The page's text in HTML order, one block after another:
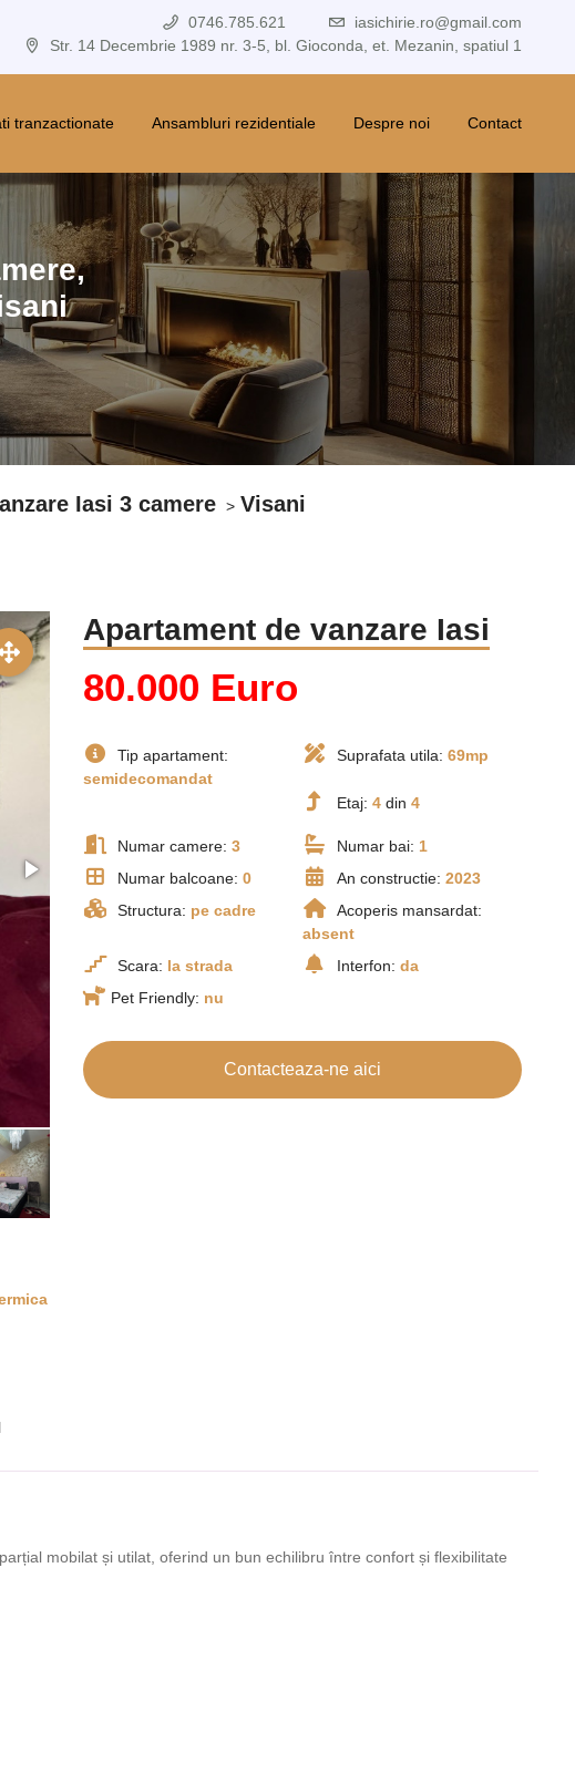
0746.785.621
iasichirie.ro@gmail.com
Str. 14 Decembrie 1989 nr. 3-5, bl. Gioconda, et. Mezanin, spatiul 1
tranzactionate Ansambluri rezidentiale Despre noi Contact
Iasi 3 camere Visani
Apartament de vanzare Iasi
80.000 Euro
Tip apartament:
semidecomandat
Suprafata utila: 69mp
Etaj: 4din 4
Numar camere: 3 Numar bai: 1
Numar balcoane: 0 An constructie: 2023
Structura: pe cadre
Acoperis mansardat:
absent
Scara: la strada Interfon: da
Pet Friendly: nu
Contacteaza-ne aici
mobilat și utilat, oferind un bun echilibru între confort și flexibilitate